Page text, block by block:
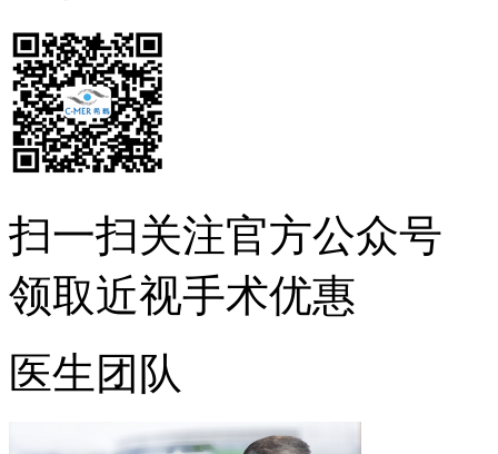
扫一扫关注官方公众号
领取近视手术优惠
医生团队